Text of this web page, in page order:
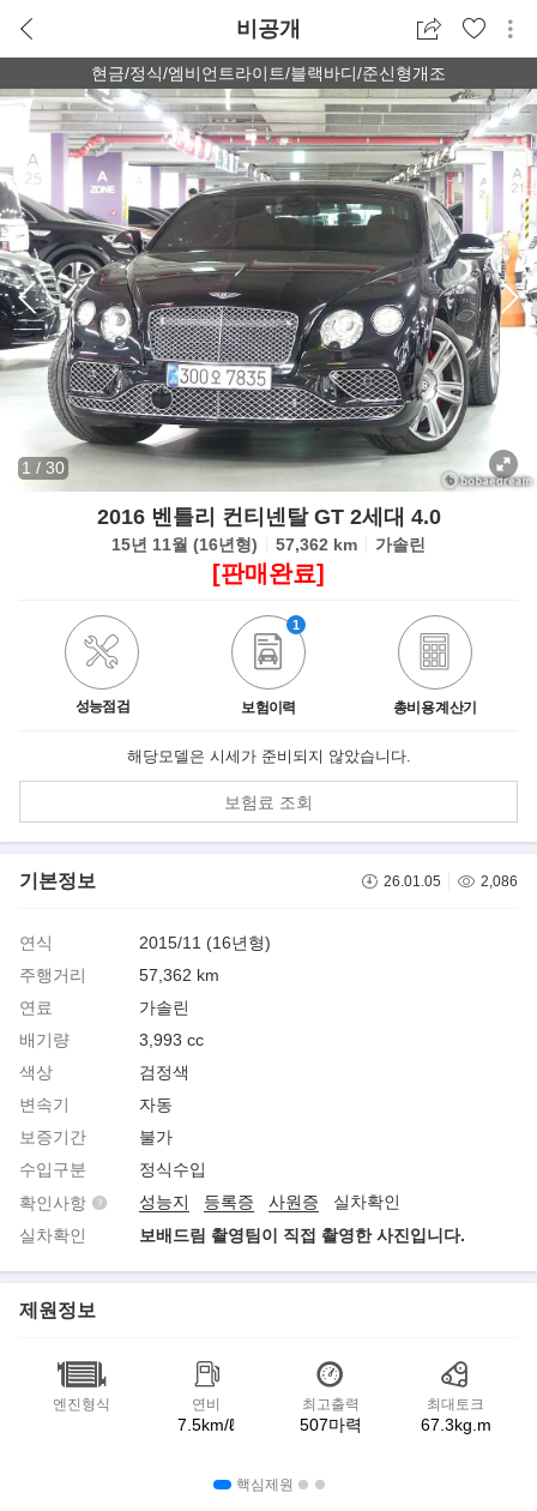
비공개
현금/정식/엠비언트라이트/블랙바디/준신형개조
1 / 30
2016 벤틀리 컨티넨탈 GT 2세대 4.0
15년 11월 (16년형) 57,362 km 가솔린
[판매완료]
성능점검 보험이력
1
총비용 계산기
해당모델은 시세가 준비되지 않았습니다.
보험료 조회
기본정보 26.01.05 2,086
연식
2015/11 (16년형)
주행거리
57,362 km
연료
가솔린
배기량
3,993 cc
색상
검정색
변속기
자동
보증기간
불가
수입구분
정식수입
확인사항
성능지 등록증 사원증
실차확인
실차확인
보배드림 촬영팀이 직접 촬영한 사진입니다.
제원정보
엔진형식 연비
7.5km/ℓ
최고출력
507마력
최대토크
67.3kg.m
핵심제원